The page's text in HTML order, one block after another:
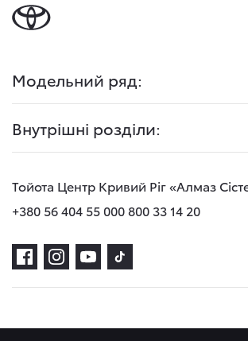
Модельний ряд:
Внутрішні розділи:
Тойота Центр Кривий Ріг «Алмаз
+380 56 404 55 000 800 33 14 20
Політика конфіденційності